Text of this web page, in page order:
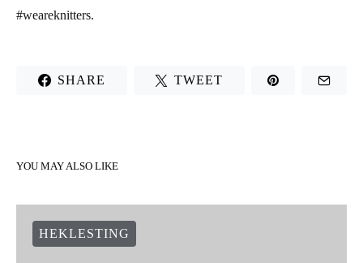
#weareknitters.
SHARE TWEET
YOU MAY ALSO LIKE
HEKLESTING